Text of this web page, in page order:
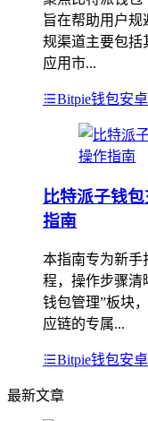
旨在帮助用户
规渠道主要包括
应用市...
Bitpie钱包安
比特派子钱
指南
本指南专为新手
程，操作步骤清
钱包管理”板块
应链的专属...
Bitpie钱包安
最新文章